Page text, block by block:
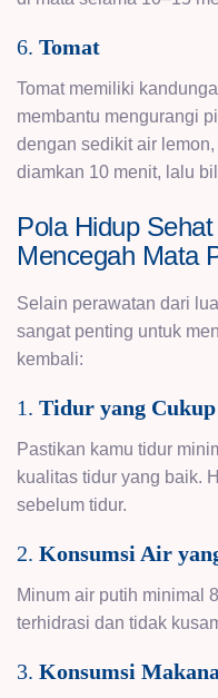
6. Tomat
Tomat memiliki
membantu mengurangi
dengan sedikit air
diamkan 10 menit, lalu
Pola Hidup
Mencegah Mata
Selain perawatan dari
sangat penting untuk
kembali:
1. Tidur yang Cukup
Pastikan kamu tidur
kualitas tidur yang baik.
sebelum tidur.
2. Konsumsi Air
Minum air putih minimal
terhidrasi dan tidak
3. Konsumsi